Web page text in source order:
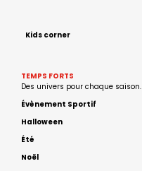
Kids corner
TEMPS FORTS
Des univers pour chaque saison.
Évènement Sportif
Halloween
Été
Noël